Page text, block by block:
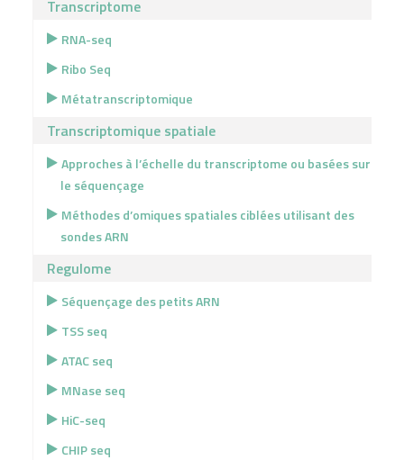
Transcriptome
RNA-seq
Ribo Seq
Métatranscriptomique
Transcriptomique spatiale
Approches à l’échelle du transcriptome ou basées sur
le séquençage
Méthodes d’omiques spatiales ciblées utilisant des
sondes ARN
Regulome
Séquençage des petits ARN
TSS seq
ATAC seq
MNase seq
HiC-seq
CHIP seq